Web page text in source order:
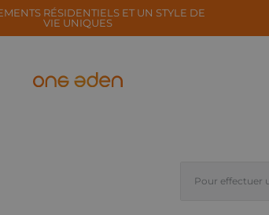
RÉSIDENTIELS ET UN STYLE DE
VIE UNIQUES